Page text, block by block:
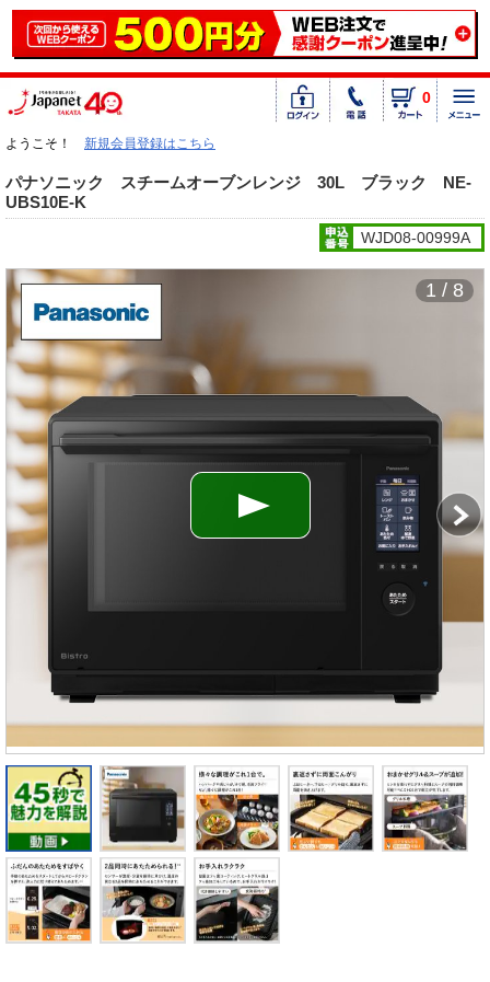
0
ようこそ！ 新規会員登録はこちら
パナソニック スチームオーブンレンジ 30L ブラック NE-
UBS10E-K
WJD08-00999A
1 / 8